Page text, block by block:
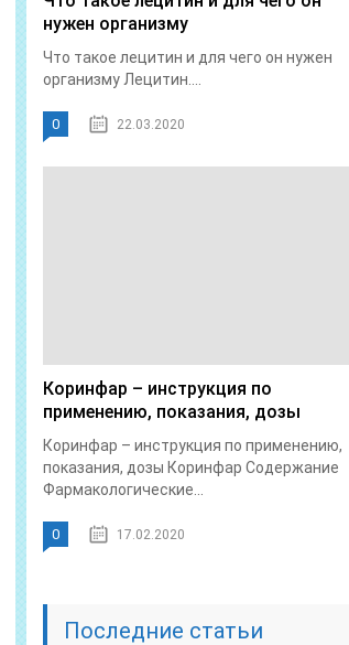
нужен организму
Что такое лецитин и для чего он нужен
организму Лецитин....
0 22.03.2020
Коринфар – инструкция по
применению, показания, дозы
Коринфар – инструкция по применению,
показания, дозы Коринфар Содержание
Фармакологические...
0 17.02.2020
Последние статьи